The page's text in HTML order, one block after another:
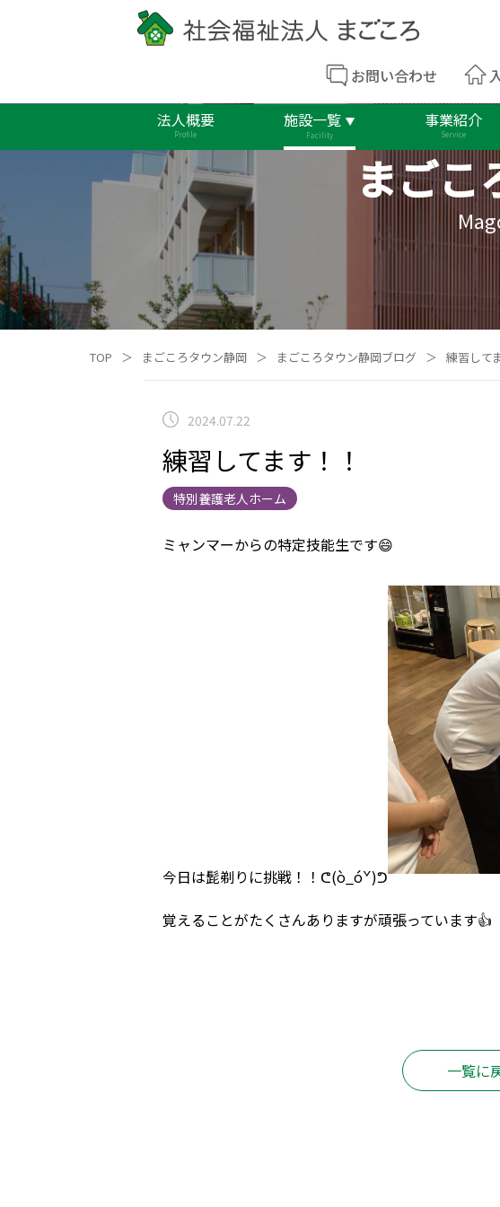
お問い合わせ
法人概要
Profile
施設一覧
Facility
事業紹介
Service
まごこ
TOP ＞ まごころタウン静岡 ＞ まごころタウン静岡ブログ ＞ 練習して
2024.07.22
練習してます！！
特別養護老人ホーム
ミャンマーからの特定技能生です😄
今日は髭剃りに挑戦！！ᕦ(ò_óˇ)ᕤ
覚えることがたくさんありますが頑張っています👍
一覧に